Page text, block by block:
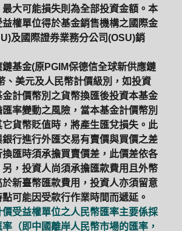
大可能損失則為全部投資金額。本
權單位得於基金銷售機構之國際金
及國際證券業務分公司(OSU)銷
基金(原PGIM保德信全球新供應鏈
、美元及人民幣計價級別，如投資
金計價幣別之貨幣換匯後投資本基金
率變動之風險，當本基金計價幣別
貨幣貶值時，將產生匯兌損失。此
行進行外匯交易有賣價與買價之差
匯時須承擔買賣價差，此價差依各
，投資人尚須承擔匯款費用且外幣
於新臺幣匯款費用，投資人亦須留意
可能因受款行作業時間而遞延。
受益權單位之人民幣匯率主要係採
（即中國離岸人民幣市場的匯率，